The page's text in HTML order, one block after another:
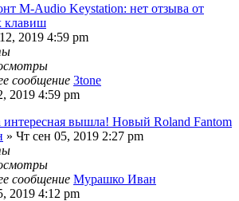
M-Аudio Keystation: нет отзыва от
клавиш
2019 4:59 pm
сообщение 3tone
2019 4:59 pm
интересная вышла! Новый Roland Fantom
» Чт сен 05, 2019 2:27 pm
сообщение Мурашко Иван
2019 4:12 pm